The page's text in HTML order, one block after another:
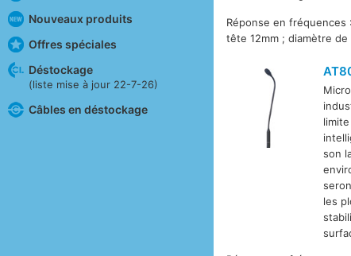
Nouveaux produits
Offres spéciales
Déstockage
(liste mise à jour 22-7-26)
Câbles en déstockage
Réponse en fréquences
tête 12mm ; diamètre de
son
les